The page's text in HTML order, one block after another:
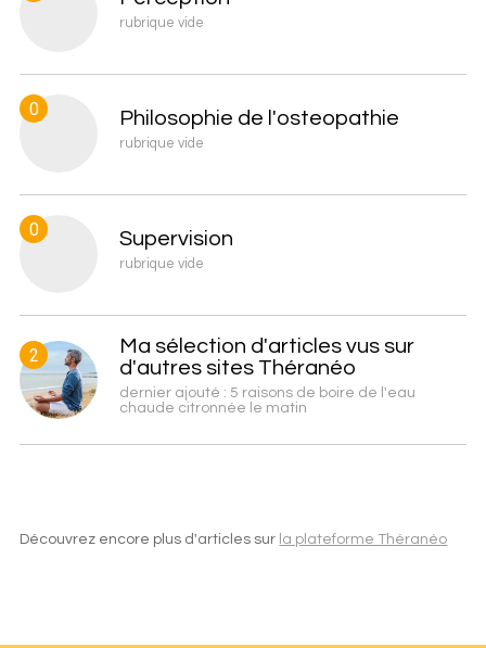
rubrique vide
0 Philosophie de l'osteopathie
rubrique vide
0 Supervision
rubrique vide
2
Ma sélection d'articles vus sur
d'autres sites Théranéo
dernier ajouté : 5 raisons de boire de l'eau
chaude citronnée le matin
Découvrez encore plus d'articles sur la plateforme Théranéo